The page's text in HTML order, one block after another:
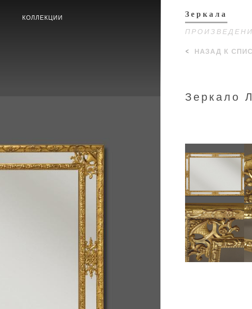
КОЛЛЕКЦИИ Зеркала
НАЗАД К
Зеркало